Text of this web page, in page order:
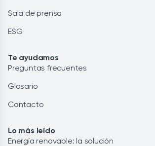
Sala de prensa
ESG
Te ayudamos
Preguntas frecuentes
Glosario
Contacto
Lo más leído
Energía renovable: la solución